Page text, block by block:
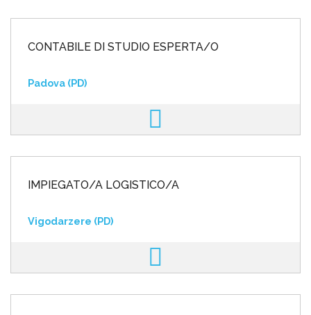
CONTABILE DI STUDIO ESPERTA/O
Padova (PD)
IMPIEGATO/A LOGISTICO/A
Vigodarzere (PD)